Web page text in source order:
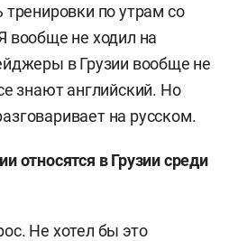
тренировки по утрам со
вообще не ходил на
в Грузии вообще не
знают английский. Но
на русском.
относятся в Грузии среди
Не хотел бы это